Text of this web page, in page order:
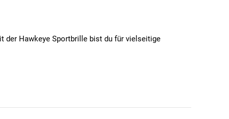
der Hawkeye Sportbrille bist du für vielseitige